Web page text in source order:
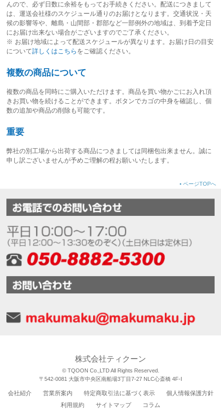
んので、必ず日数に余裕をもってお手続きください。配送につきまして
は、運送会社様のスケジュール通りのお届けとなります。交通状況・天
候の影響等や、離島・山間部・郡部など一部例外の地域は、到着予定日
にお届け出来ない場合がございますのでご了承ください。
※ お届け地域によって配送スケジュールが異なります。お届け日の目安
について詳しくはこちら をご確認ください。
複数の商品について
複数の商品を同時にご購入いただけます。商品を買い物かごにお入れ頂
きお買い物を続けることができます。ボタンでカゴの中身を確認し、個
数の追加や商品の削除も可能です。
重要
弊社の別工場から出荷する商品につきましては同梱包出来ません。誠に
申し訳ございませんが予めご理解の程お願いいたします。
• ページTOPへ
株式会社ティクーン
© TQOON Co.,LTD All Rights Reserved.
〒542-0081 大阪市中央区南船場3丁目7-27 NLC心斎橋 4F-I
会社紹介 営業所案内 特定商取引法に基づく表示
個人情報保護方針
利用規約
サイトマップ コラム